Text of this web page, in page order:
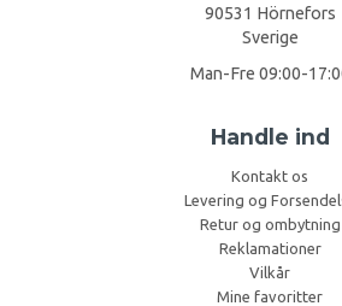
90531 Hörnefors
Sverige
Man-Fre 09:00-
Handle ind
Kontakt os
Levering og
Retur og ombytning
Reklamationer
Vilkår
Mine favoritter